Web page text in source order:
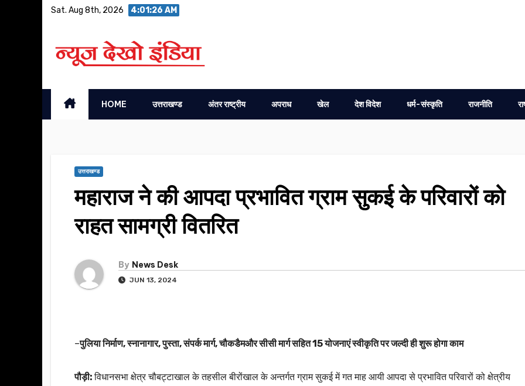
Sat. Aug 8th, 2026 4:01:26 AM
HOME उत्तराखण्ड अंतर राष्ट्रीय अपराध खेल देश विदेश धर्म-संस्कृति राजनीति
उत्तराखण्ड
महाराज ने की आपदा प्रभावित ग्राम सुकई के परिवारों को
राहत सामग्री वितरित
By News Desk
JUN 13, 2024
–पुलिया निर्माण, स्नानागार, पुस्ता, संपर्क मार्ग, चौकडैमऔर सीसी मार्ग सहित 15 योजनाएं स्वीकृति पर जल्दी ही शुरू होगा काम
पौड़ी:विधानसभा क्षेत्र चौबट्टाखाल के तहसील बीरोंखाल के अन्तर्गत ग्राम सुकई में गत माह आयी आपदा से प्रभावित परिवारों को क्षेत्रीय